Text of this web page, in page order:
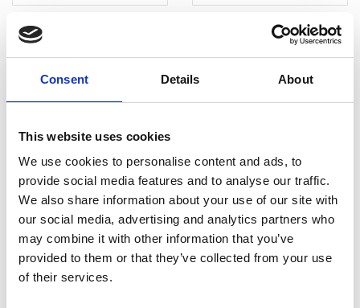
Consent Details About
This website uses cookies
We use cookies to personalise content and ads, to
provide social media features and to analyse our traffic.
We also share information about your use of our site with
our social media, advertising and analytics partners who
may combine it with other information that you’ve
provided to them or that they’ve collected from your use
of their services.
Alu Snap-Frame væg 32 mm
58506
58507